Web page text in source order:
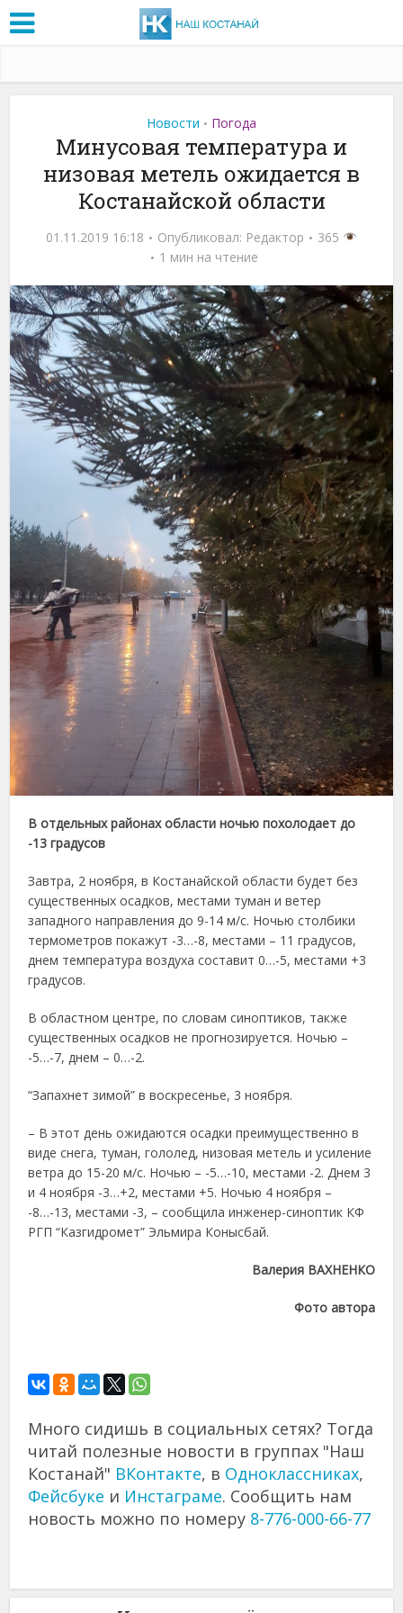
Новости • Погода
Минусовая температура и
низовая метель ожидается в
Костанайской области
01.11.2019 16:18 Опубликовал: Редактор
365
1 мин на чтение
В отдельных районах области ночью похолодает до
-13 градусов
Завтра, 2 ноября, в Костанайской области будет без
существенных осадков, местами туман и ветер
западного направления до 9-14 м/с. Ночью столбики
термометров покажут -3…-8, местами – 11 градусов,
днем температура воздуха составит 0…-5, местами +3
градусов.
В областном центре, по словам синоптиков, также
существенных осадков не прогнозируется. Ночью –
-5…-7, днем – 0…-2.
“Запахнет зимой” в воскресенье, 3 ноября.
– В этот день ожидаются осадки преимущественно в
виде снега, туман, гололед, низовая метель и усиление
ветра до 15-20 м/с. Ночью – -5…-10, местами -2. Днем 3
и 4 ноября -3…+2, местами +5. Ночью 4 ноября –
-8…-13, местами -3, – сообщила инженер-синоптик КФ
РГП “Казгидромет” Эльмира Конысбай.
Валерия ВАХНЕНКО
Фото автора
Много сидишь в социальных сетях? Тогда
читай полезные новости в группах "Наш
Костанай" ВКонтакте, в Одноклассниках,
Фейсбуке и Инстаграме. Сообщить нам
новость можно по номеру 8-776-000-66-77